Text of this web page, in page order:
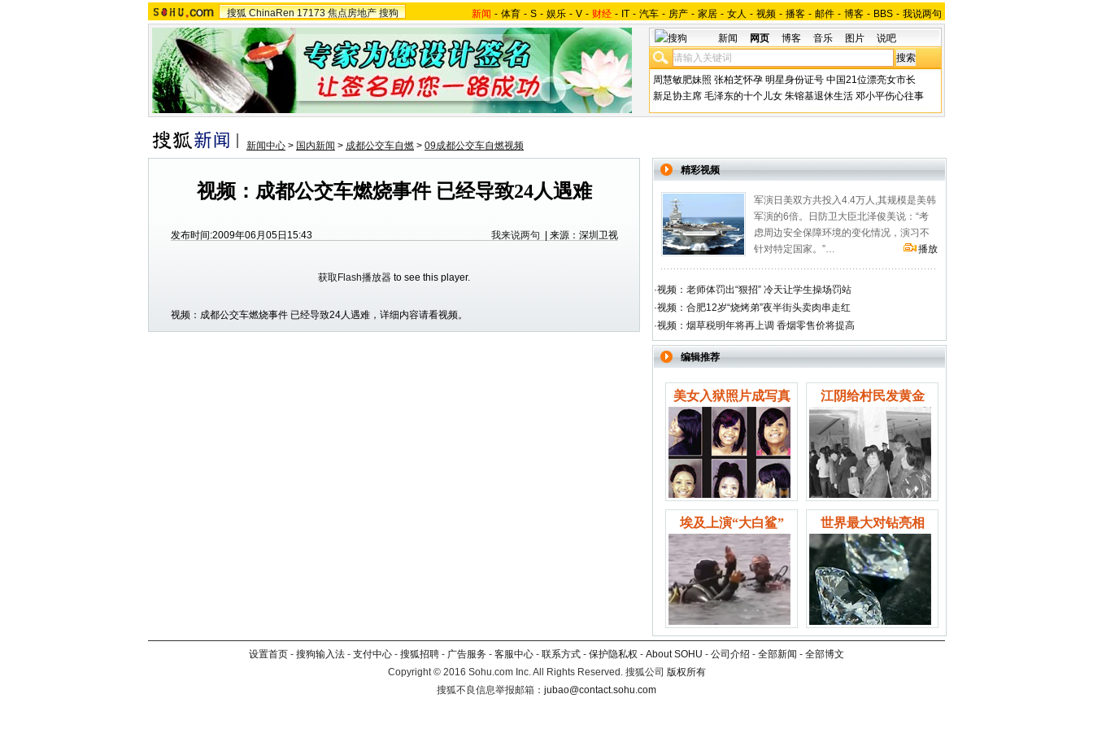
搜狐 ChinaRen 17173 焦点房地产 搜狗 新闻 - 体育 - S - 娱乐 - V - 财经 - IT - 汽车 - 房产 - 家居 - 女人 - 视频 - 播客 - 邮件 - 博客 - BBS - 我说两句
新闻 网页 博客 音乐 图片 说吧
周慧敏肥妹照 张柏芝怀孕 明星身份证号 中国21位漂亮女市长
新足协主席 毛泽东的十个儿女 朱镕基退休生活 邓小平伤心往事
新闻中心 > 国内新闻 > 成都公交车自燃 > 09成都公交车自燃视频
视频：成都公交车燃烧事件 已经导致24人遇难
发布时间:2009年06月05日15:43 我来说两句 | 来源：深圳卫视
获取Flash播放器 to see this player.
视频：成都公交车燃烧事件 已经导致24人遇难，详细内容请看视频。
精彩视频
军演日美双方共投入4.4万人,其规模是美韩
军演的6倍。日防卫大臣北泽俊美说：“考
虑周边安全保障环境的变化情况，演习不
针对特定国家。”…
播放
·视频：老师体罚出“狠招” 冷天让学生操场罚站
·视频：合肥12岁“烧烤弟”夜半街头卖肉串走红
·视频：烟草税明年将再上调 香烟零售价将提高
编辑推荐
美女入狱照片成写真 江阴给村民发黄金
埃及上演“大白鲨” 世界最大对钻亮相
设置首页 - 搜狗输入法 - 支付中心 - 搜狐招聘 - 广告服务 - 客服中心 - 联系方式 - 保护隐私权 - About SOHU - 公司介绍 - 全部新闻 - 全部博文
Copyright©2016 Sohu.com Inc. All Rights Reserved. 搜狐公司 版权所有
搜狐不良信息举报邮箱： jubao@contact.sohu.com